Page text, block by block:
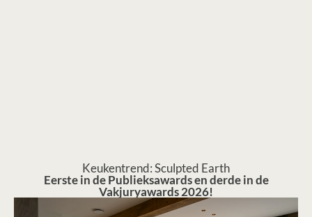
Keukentrend: Sculpted Earth
Eerste in de Publieksawards en derde in de
Vakjuryawards 2026!